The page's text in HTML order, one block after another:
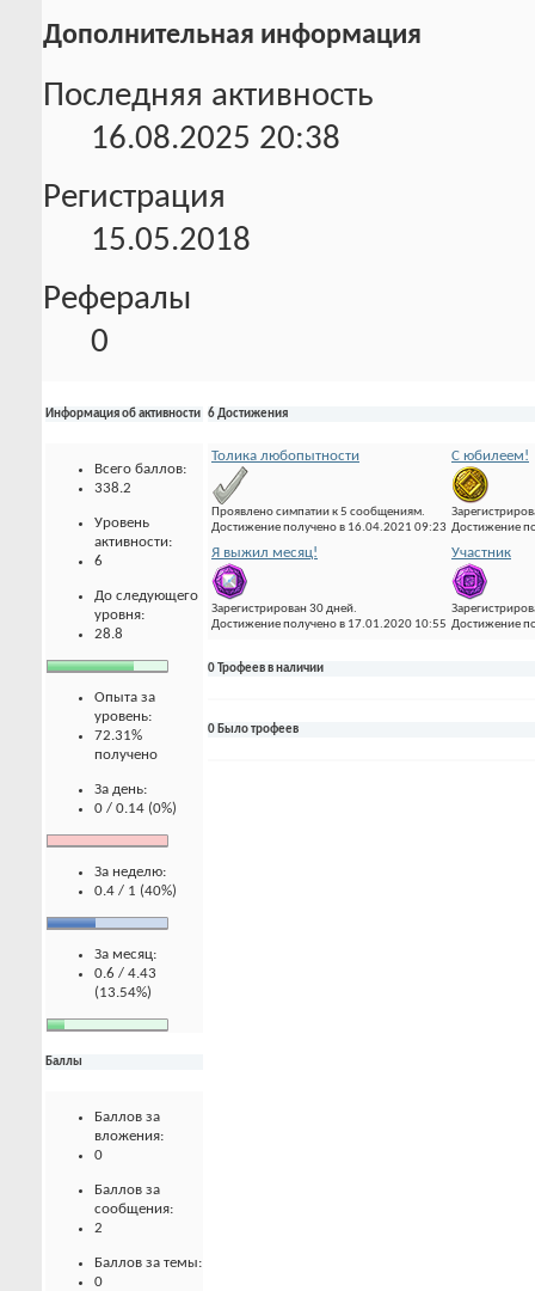
Дополнительная информация
Последняя активность
16.08.2025 20:38
Регистрация
15.05.2018
Рефералы
0
Информация об активности
Всего баллов:
338.2
Уровень
активности:
6
До следующего
уровня:
28.8
Опыта за
уровень:
72.31%
получено
За день:
0 / 0.14 (0%)
За неделю:
0.4 / 1 (40%)
За месяц:
0.6 / 4.43
(13.54%)
Баллы
Баллов за
вложения:
0
Баллов за
сообщения:
2
Баллов за темы:
0
6 Достижения
Толика любопытности
Проявлено симпатии к 5 сообщениям.
Достижение получено в 16.04.2021 09:23
С юбилеем!
Достижение
Я выжил месяц!
Зарегистрирован 30 дней.
Достижение получено в 17.01.2020 10:55
Участник
Достижение
0 Трофеев в наличии
0 Было трофеев